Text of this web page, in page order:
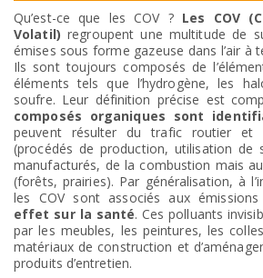
Qu’est-ce que les COV ? Les COV
Volatil) regroupent une multitude de
émises sous forme gazeuse dans l’air à
Ils sont toujours composés de
éléments tels que l’hydrogène, les
soufre. Leur définition précise est
composés organiques sont
peuvent résulter du trafic routier et
(procédés de production, utilisation de
manufacturés, de la combustion mais
(forêts, prairies). Par généralisation, à
les COV sont associés aux
effet sur la santé. Ces polluants
par les meubles, les peintures, les
matériaux de construction et
produits d’entretien.